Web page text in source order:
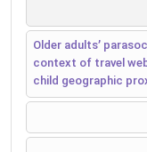
Older adults’
context of travel
child geographic